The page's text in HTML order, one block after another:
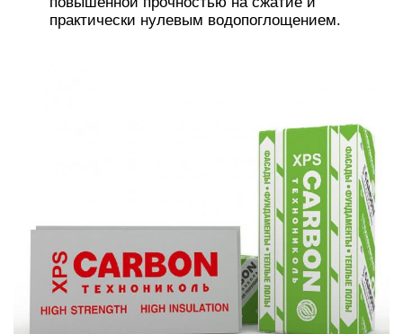
практически нулевым водопоглощением.